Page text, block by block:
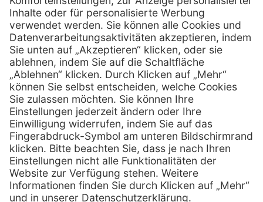
Telefax:01 / 718 19 61 23
E-Mail: info @ henryscheinmed.at
Services
Vorteile
Eigenmarke
Leasing
Technischer Service
Kataloge / Downloads
Hilfe
FAQs
Kontakt
Außendienst
Lob & Kritik
Retoure anmelden
Zertifikat Rechtliches